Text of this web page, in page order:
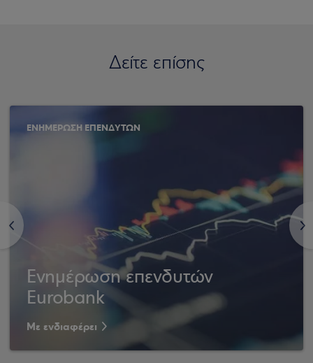
Δείτε επίσης
<
ΕΝΗΜΕΡΩΣΗ ΕΠΕΝΔΥΤΩΝ
Ενημέρωση επενδυτών
Eurobank
Με ενδιαφέρει
>